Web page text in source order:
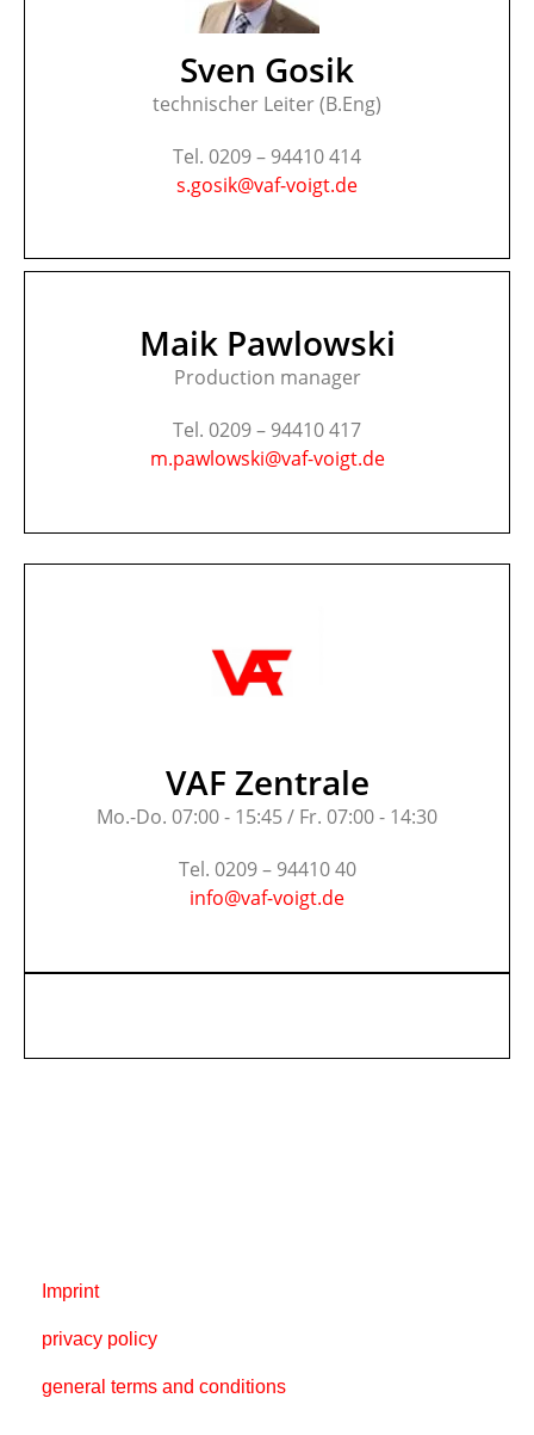
Sven Gosik
technischer Leiter (B.Eng)
Tel. 0209 – 94410 414
s.gosik@vaf-voigt.de
Maik Pawlowski
Production manager
Tel. 0209 – 94410 417
m.pawlowski@vaf-voigt.de
VAF Zentrale
Mo.-Do. 07:00 - 15:45 / Fr. 07:00 - 14:30
Tel. 0209 – 94410 40
info@vaf-voigt.de
Imprint
privacy policy
general terms and conditions